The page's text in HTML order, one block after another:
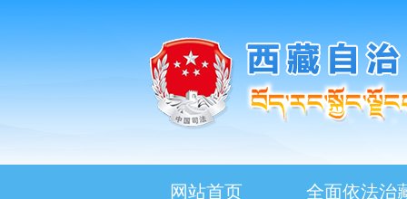
网站首页 全面依法治